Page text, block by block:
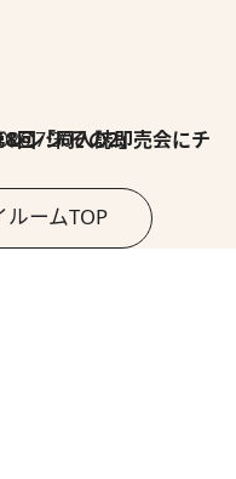
「同人誌即売会にチャレンジ その2」
ームTOP